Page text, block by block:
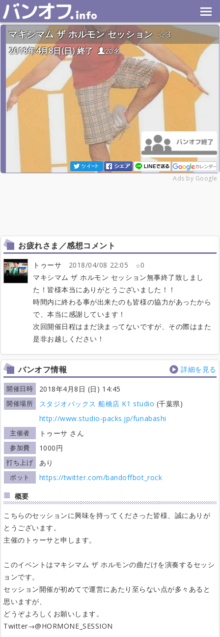
マキシマム ザ ホルモン セッション
3
2018年4月8日(日) 終了
20名
Ads by Google
お疲れさま／感想コメント
トゥーサ 2018/04/08 22:05
0
マキシマム ザ ホルモン セッション無事終了致しまし
た！皆様本当にありがとうございました！！
時間内に終わる事が出来たのも皆様の協力があったから
で、本当に感謝しています！
次回開催日程はまだ決まってないですが、その際はまた
是非お越しください！
バンオフ情報 詳細を見る
開催日時 2018年4月8日 (日) 14:45
開催場所 スタジオパックス 船橋店 K1 studio (千葉県)
http://www.studio-packs.jp/funabashi
主催者 トゥーサ さん
参加費 1000円
打ち上げ あり
ボット
https://twitter.com/bandoffbot_rock
概要
こちらのセッションに興味を持ってくださった皆様、誠にありが
とうございます。
主催のトゥーサと申します。
このイベントはマキシマム ザ ホルモンの曲だけを演奏するセッシ
ョンです。
セッション開催が初めてで運営にあたり至らない点が多々あると
思いますが、
どうぞよろしくお願いします。
Twitter→@HORMONE_SESSION